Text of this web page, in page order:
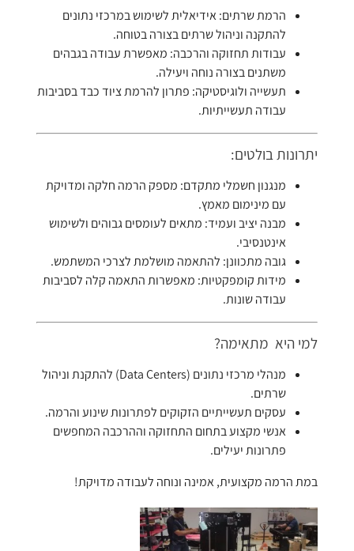
הרמת שרתים: אידיאלית לשימוש במרכזי נתונים
להתקנה וניהול שרתים בצורה בטוחה.
עבודות תחזוקה והרכבה: מאפשרת עבודה בגבהים
משתנים בצורה נוחה ויעילה.
תעשייה ולוגיסטיקה: פתרון להרמת ציוד כבד בסביבות
עבודה תעשייתיות.
יתרונות בולטים:
מנגנון חשמלי מתקדם: מספק הרמה חלקה ומדויקת
עם מינימום מאמץ.
מבנה יציב ועמיד: מתאים לעומסים גבוהים ולשימוש
אינטנסיבי.
גובה מתכוונן: להתאמה מושלמת לצרכי המשתמש.
מידות קומפקטיות: מאפשרות התאמה קלה לסביבות
עבודה שונות.
למי היא מתאימה?
מנהלי מרכזי נתונים (Data Centers) להתקנת וניהול
שרתים.
עסקים תעשייתיים הזקוקים לפתרונות שינוע והרמה.
אנשי מקצוע בתחום התחזוקה וההרכבה המחפשים
פתרונות יעילים.
במת הרמה מקצועית, אמינה ונוחה לעבודה מדויקת!